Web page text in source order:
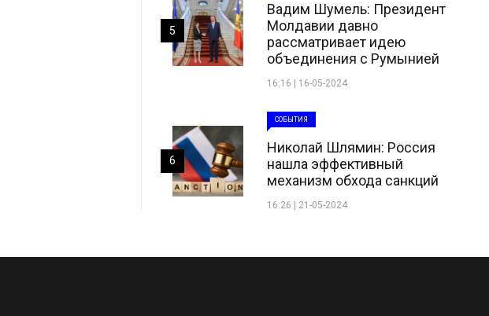
Вадим Шумель: Президент
Молдавии давно
рассматривает идею
объединения с Румынией
16:16 | 16-05-2024
5
СОБЫТИЯ
Николай Шлямин: Россия
нашла эффективный
механизм обхода санкций
16:26 | 21-05-2024
6